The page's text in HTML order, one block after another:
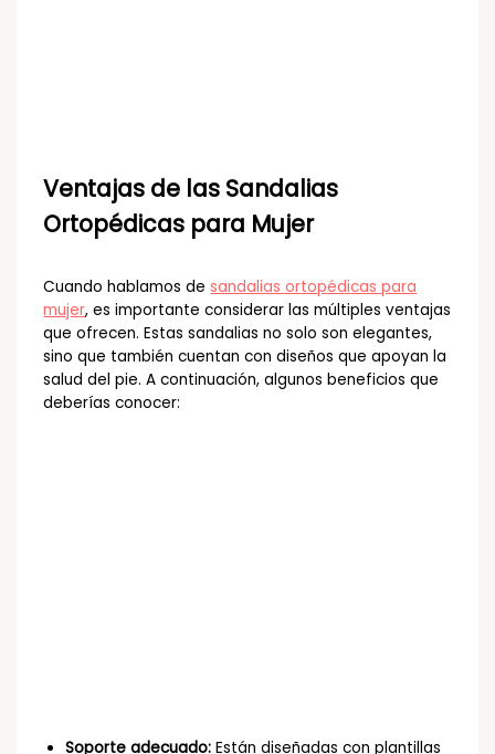
Ventajas de las Sandalias
Ortopédicas para Mujer
Cuando hablamos desandalias ortopédicas para
mujer, es importante considerar las múltiples ventajas
que ofrecen. Estas sandalias no solo son elegantes,
sino que también cuentan con diseños que apoyan la
salud del pie. A continuación, algunos beneficios que
deberías conocer:
Soporte adecuado: Están diseñadas con plantillas